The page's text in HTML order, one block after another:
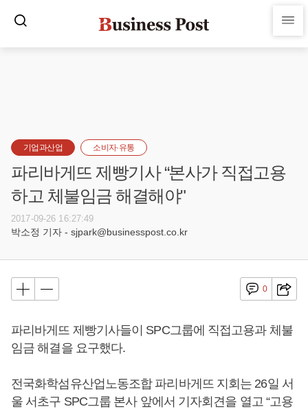
기업과산업 소비자·유통
파리바게뜨 제빵기사 “본사가 직접고용
하고 체불임금 해결해야"
2017-09-26 16:27:49
박소정 기자 - sjpark@businesspost.co.kr
0
파리바게뜨 제빵기사들이 SPC그룹에 직접고용과 체불
임금 해결을 요구했다.
전국화학섬유산업노동조합 파리바게뜨 지회는 26일 서
울 서초구 SPC그룹 본사 앞에서 기자회견을 열고 “고용